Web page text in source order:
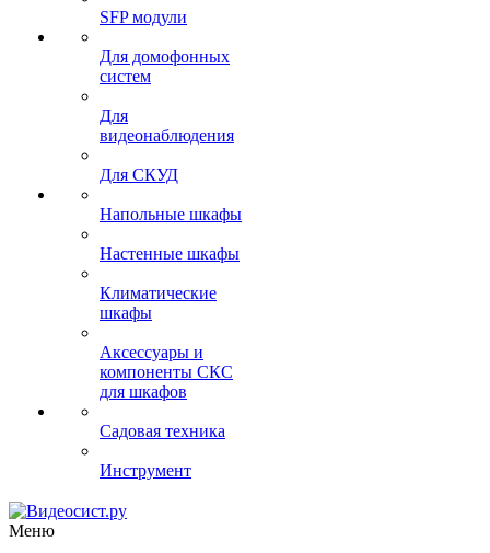
SFP модули
Для домофонных
систем
Для
видеонаблюдения
Для СКУД
Напольные шкафы
Настенные шкафы
Климатические
шкафы
Аксессуары и
компоненты СКС
для шкафов
Садовая техника
Инструмент
Меню